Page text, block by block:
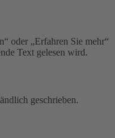
oder „Erfahren Sie mehr“
Text gelesen wird.
geschrieben.